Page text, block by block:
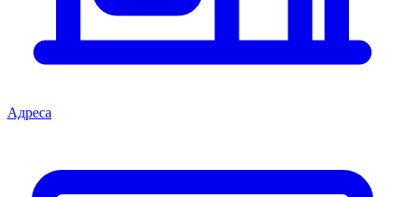
Адреса